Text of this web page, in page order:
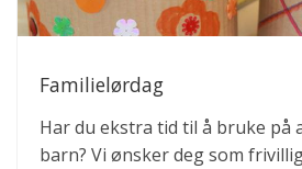
Familielørdag
Har du ekstra tid til å bruke på
barn? Vi ønsker deg som